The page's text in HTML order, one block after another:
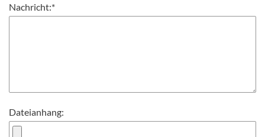
Nachricht:*
Dateianhang: